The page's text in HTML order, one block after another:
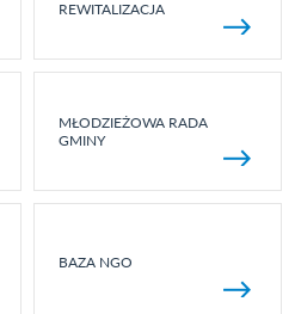
REWITALIZACJA
MŁODZIEŻOWA RADA
GMINY
BAZA NGO